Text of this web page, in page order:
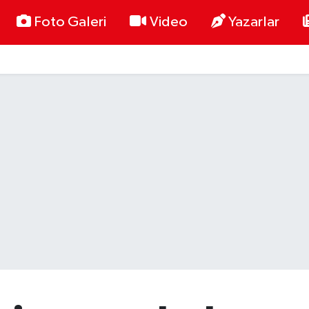
Foto Galeri Video Yazarlar